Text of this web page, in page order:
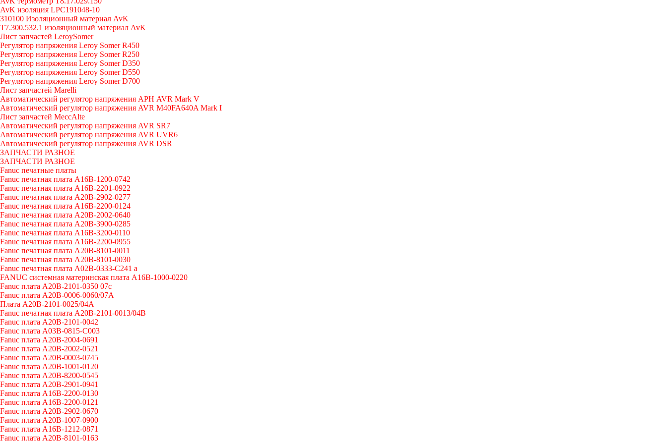
AvK изоляция LPC191048-10
310100 Изоляционный материал AvK
T7.300.532.1 изоляционный материал AvK
Лист запчастей LeroySomer
Регулятор напряжения Leroy Somer R450
Регулятор напряжения Leroy Somer R250
Регулятор напряжения Leroy Somer D350
Регулятор напряжения Leroy Somer D550
Регулятор напряжения Leroy Somer D700
Лист запчастей Marelli
Автоматический регулятор напряжения АРН AVR Mark V
Автоматический регулятор напряжения AVR M40FA640A Mark I
Лист запчастей MeccAlte
Автоматический регулятор напряжения AVR SR7
Автоматический регулятор напряжения AVR UVR6
Автоматический регулятор напряжения AVR DSR
ЗАПЧАСТИ РАЗНОЕ
ЗАПЧАСТИ РАЗНОЕ
Fanuc печатные платы
Fanuc печатная плата A16B-1200-0742
Fanuc печатная плата A16B-2201-0922
Fanuc печатная плата A20B-2902-0277
Fanuc печатная плата A16B-2200-0124
Fanuc печатная плата A20B-2002-0640
Fanuc печатная плата A20B-3900-0285
Fanuc печатная плата A16B-3200-0110
Fanuc печатная плата A16B-2200-0955
Fanuc печатная плата A20B-8101-0011
Fanuc печатная плата A20B-8101-0030
Fanuc печатная плата A02B-0333-C241 a
FANUC системная материнская плата A16B-1000-0220
Fanuc плата A20B-2101-0350 07c
Fanuc плата A20B-0006-0060/07A
Плата A20B-2101-0025/04A
Fanuc печатная плата A20B-2101-0013/04B
Fanuc плата A20B-2101-0042
Fanuc плата A03B-0815-C003
Fanuc плата A20B-2004-0691
Fanuc плата A20B-2002-0521
Fanuc плата A20B-0003-0745
Fanuc плата A20B-1001-0120
Fanuc плата A20B-8200-0545
Fanuc плата A20B-2901-0941
Fanuc плата A16B-2200-0130
Fanuc плата A16B-2200-0121
Fanuc плата A20B-2902-0670
Fanuc плата A20B-1007-0900
Fanuc плата A16B-1212-0871
Fanuc плата A20B-8101-0163